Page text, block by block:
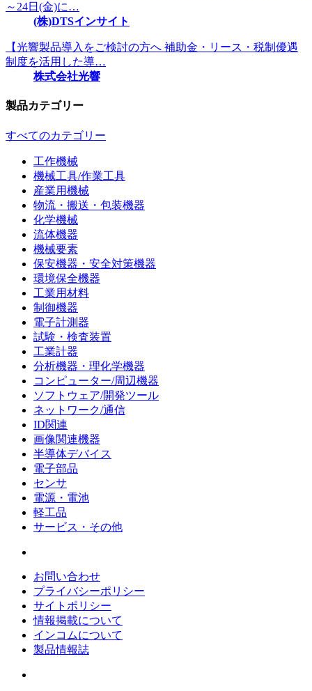
～24日(金)に…
(株)DTSインサイト
【光響製品導入をご検討の方へ 補助金・リース・税制優遇
制度を活用した導…
株式会社光響
製品カテゴリー
すべてのカテゴリー
工作機械
機械工具/作業工具
産業用機械
物流・搬送・包装機器
化学機械
流体機器
機械要素
保安機器・安全対策機器
環境保全機器
工業用材料
制御機器
電子計測器
試験・検査装置
工業計器
分析機器・理化学機器
コンピューター/周辺機器
ソフトウェア/開発ツール
ネットワーク/通信
ID関連
画像関連機器
半導体デバイス
電子部品
センサ
電源・電池
軽工品
サービス・その他
お問い合わせ
プライバシーポリシー
サイトポリシー
情報掲載について
インコムについて
製品情報誌